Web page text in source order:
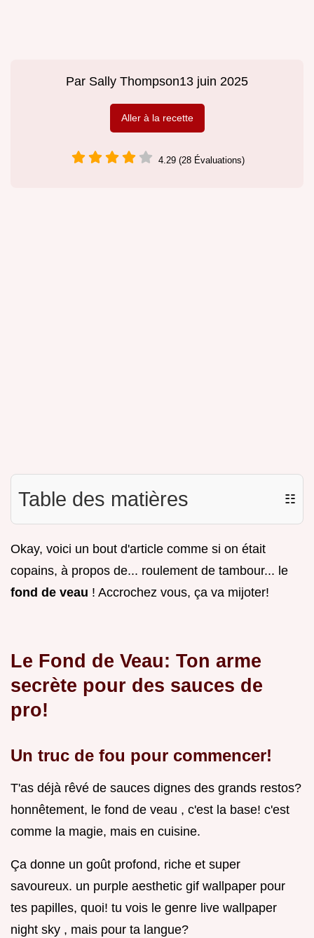
Par Sally Thompson13 juin 2025
Aller à la recette
4.29 (28 Évaluations)
Table des matières ☷
Okay, voici un bout d'article comme si on était
copains, à propos de... roulement de tambour... le
fond de veau ! Accrochez vous, ça va mijoter!
Le Fond de Veau: Ton arme
secrète pour des sauces de
pro!
Un truc de fou pour commencer!
T'as déjà rêvé de sauces dignes des grands restos?
honnêtement, le fond de veau , c'est la base! c'est
comme la magie, mais en cuisine.
Ça donne un goût profond, riche et super
savoureux. un purple aesthetic gif wallpaper pour
tes papilles, quoi! tu vois le genre live wallpaper
night sky , mais pour ta langue?